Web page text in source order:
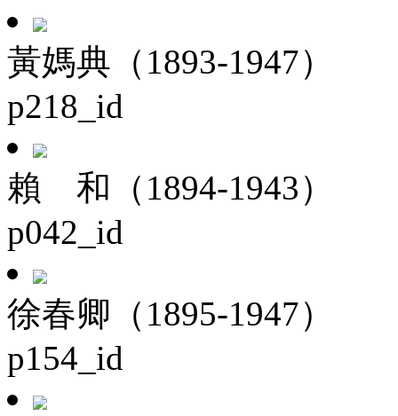
黃媽典（1893-1947）
p218_id
賴 和（1894-1943）
p042_id
徐春卿（1895-1947）
p154_id